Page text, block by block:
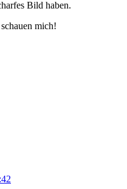
Bild haben.
mich!